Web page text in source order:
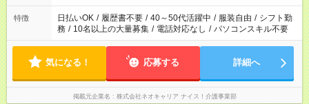
特徴 日払いOK / 履歴書不要 / 40～50代活躍中 / 服装自由 / シフト勤
務 / 10名以上の大量募集 / 電話対応なし / パソコンスキル不要
気になる！ 応募する 詳細へ
掲載元企業名 株式会社ネオキャリア ナイス！介護事業部